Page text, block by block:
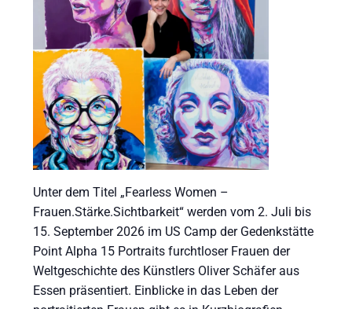
Unter dem Titel „Fearless Women –
Frauen.Stärke.Sichtbarkeit“ werden vom 2. Juli bis
15. September 2026 im US Camp der Gedenkstätte
Point Alpha 15 Portraits furchtloser Frauen der
Weltgeschichte des Künstlers Oliver Schäfer aus
Essen präsentiert. Einblicke in das Leben der